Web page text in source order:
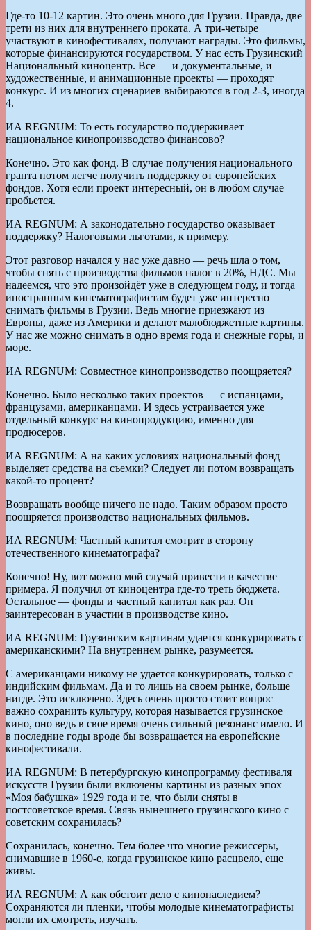
Где-то 10-12 картин. Это очень много для Грузии. Правда, две
трети из них для внутреннего проката. А три-четыре
участвуют в кинофестивалях, получают награды. Это фильмы,
которые финансируются государством. У нас есть Грузинский
Национальный киноцентр. Все — и документальные, и
художественные, и анимационные проекты — проходят
конкурс. И из многих сценариев выбираются в год 2-3, иногда
4.
ИА REGNUM: То есть государство поддерживает
национальное кинопроизводство финансово?
Конечно. Это как фонд. В случае получения национального
гранта потом легче получить поддержку от европейских
фондов. Хотя если проект интересный, он в любом случае
пробьется.
ИА REGNUM: А законодательно государство оказывает
поддержку? Налоговыми льготами, к примеру.
Этот разговор начался у нас уже давно — речь шла о том,
чтобы снять с производства фильмов налог в 20%, НДС. Мы
надеемся, что это произойдёт уже в следующем году, и тогда
иностранным кинематографистам будет уже интересно
снимать фильмы в Грузии. Ведь многие приезжают из
Европы, даже из Америки и делают малобюджетные картины.
У нас же можно снимать в одно время года и снежные горы, и
море.
ИА REGNUM: Совместное кинопроизводство поощряется?
Конечно. Было несколько таких проектов — с испанцами,
французами, американцами. И здесь устраивается уже
отдельный конкурс на кинопродукцию, именно для
продюсеров.
ИА REGNUM: А на каких условиях национальный фонд
выделяет средства на съемки? Следует ли потом возвращать
какой-то процент?
Возвращать вообще ничего не надо. Таким образом просто
поощряется производство национальных фильмов.
ИА REGNUM: Частный капитал смотрит в сторону
отечественного кинематографа?
Конечно! Ну, вот можно мой случай привести в качестве
примера. Я получил от киноцентра где-то треть бюджета.
Остальное — фонды и частный капитал как раз. Он
заинтересован в участии в производстве кино.
ИА REGNUM: Грузинским картинам удается конкурировать с
американскими? На внутреннем рынке, разумеется.
С американцами никому не удается конкурировать, только с
индийским фильмам. Да и то лишь на своем рынке, больше
нигде. Это исключено. Здесь очень просто стоит вопрос —
важно сохранить культуру, которая называется грузинское
кино, оно ведь в свое время очень сильный резонанс имело. И
в последние годы вроде бы возвращается на европейские
кинофестивали.
ИА REGNUM: В петербургскую кинопрограмму фестиваля
искусств Грузии были включены картины из разных эпох —
«Моя бабушка» 1929 года и те, что были сняты в
постсоветское время. Связь нынешнего грузинского кино с
советским сохранилась?
Сохранилась, конечно. Тем более что многие режиссеры,
снимавшие в 1960-е, когда грузинское кино расцвело, еще
живы.
ИА REGNUM: А как обстоит дело с кинонаследием?
Сохраняются ли пленки, чтобы молодые кинематографисты
могли их смотреть, изучать.